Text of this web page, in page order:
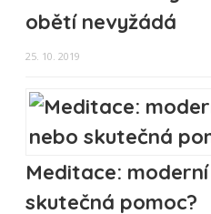
obětí nevyžádá
25. 10. 2019
Meditace:
skutečná pomoc?